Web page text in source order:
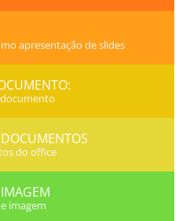
apresentação de slides
do office
imagem